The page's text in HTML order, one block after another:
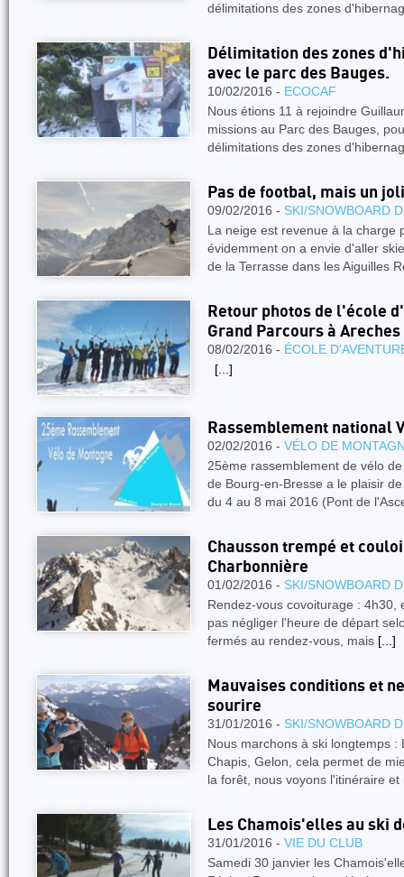
délimitations des zones
Délimitation des zones
avec le parc des Bauges.
10/02/2016 - ECOCAF
Nous étions 11 à rejoindre
missions au Parc des Bauges,
délimitations des zones
Pas de footbal, mais un
09/02/2016 - SKI/SNOWBOARD
La neige est revenue à la charge
évidemment on a envie d'aller
de la Terrasse dans les Aiguilles
Retour photos de l'école
Grand Parcours à Areches
08/02/2016 - ÉCOLE
[...]
Rassemblement national
02/02/2016 - VÉLO DE
25ème rassemblement de vélo
de Bourg-en-Bresse a le plaisir
du 4 au 8 mai 2016 (Pont de
Chausson trempé et
Charbonnière
01/02/2016 - SKI/SNOWBOARD
Rendez-vous covoiturage :
pas négliger l'heure de départ
fermés au rendez-vous, mais [...]
Mauvaises conditions et
sourire
31/01/2016 - SKI/SNOWBOARD
Nous marchons à ski longtemps :
Chapis, Gelon, cela permet de
la forêt, nous voyons l'itinéraire
Les Chamois'elles au ski
31/01/2016 - VIE DU CLUB
Samedi 30 janvier les